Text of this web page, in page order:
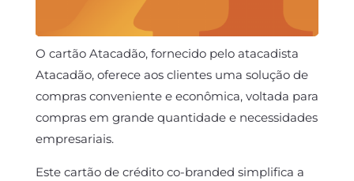
O cartão Atacadão, fornecido pelo atacadista
Atacadão, oferece aos clientes uma solução de
compras conveniente e econômica, voltada para
compras em grande quantidade e necessidades
empresariais.
Este cartão de crédito co-branded simplifica a